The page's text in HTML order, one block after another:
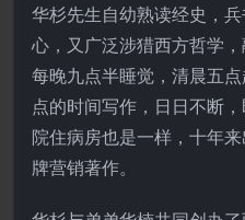
华杉先生自幼熟读经史，
心，又广泛涉猎西方哲学，
每晚九点半睡觉，清晨五
点的时间写作，日日不断
院住病房也是一样，十年
牌营销著作。